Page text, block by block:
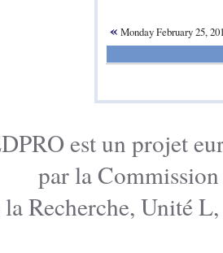
« Monday February 25,
est un projet
par la
la Recherche, Unité